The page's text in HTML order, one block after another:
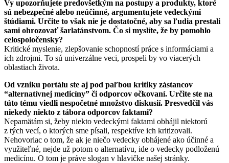
Vy upozorňujete predovšetkým na postupy a produkty, ktoré
sú nebezpečné alebo neúčinné, argumentujete vedeckými
štúdiami. Určite to však nie je dostatočné, aby sa ľudia prestali
sami ohrozovať šarlatánstvom. Čo si myslíte, že by pomohlo
celospoločensky?
Kritické myslenie, zlepšovanie schopností práce s informáciami a
ich zdrojmi. To sú univerzálne veci, prospeli by vo viacerých
oblastiach života.
Od vzniku portálu ste aj pod paľbou kritiky zástancov
“alternatívnej medicíny” či odporcov očkovaní. Určite ste na
túto tému viedli nespočetné množstvo diskusií. Presvedčil vás
niekedy niekto z tábora odporcov faktami?
Nepamätám si, žeby niekto vedeckými faktami obhájil niektorú
z tých vecí, o ktorých sme písali, respektíve ich kritizovali.
Nehovoriac o tom, že ak je niečo vedecky obhájené ako účinné a
využiteľné, nejde už potom o alternatívu, ide o vedecky podloženú
medicínu. O tom je práve slogan v hlavičke našej stránky.